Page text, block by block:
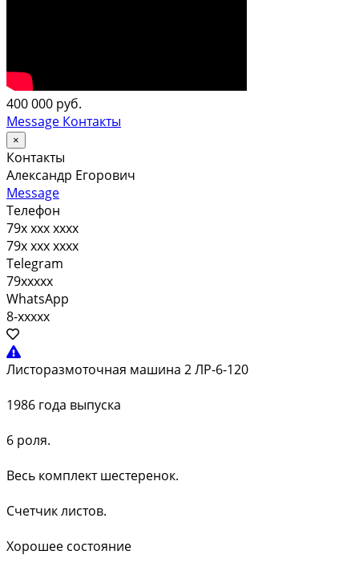
400 000 руб.
Message Контакты
×
Контакты
Александр Егорович
Message
Телефон
79x xxx xxxx
79x xxx xxxx
Telegram
79xxxxx
WhatsApp
8-xxxxx
Листоразмоточная машина 2 ЛР-6-120
1986 года выпуска
6 роля.
Весь комплект шестеренок.
Счетчик листов.
Хорошее состояние